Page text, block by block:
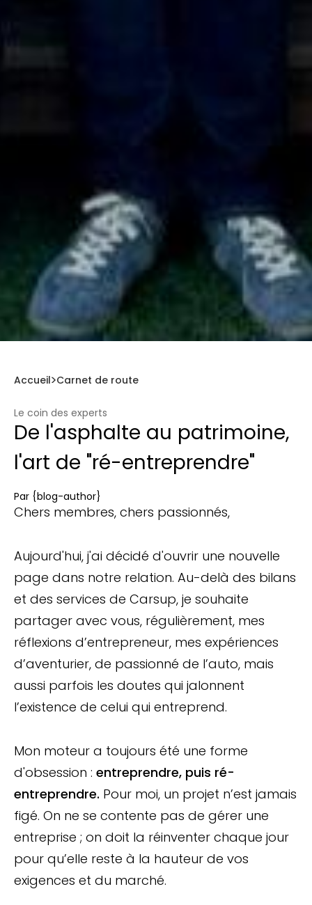
Accueil Carnet de route
Le coin des experts
De l'asphalte au patrimoine,
l'art de "ré-entreprendre"
Par {blog-author}
Chers membres, chers passionnés,
Aujourd'hui, j'ai décidé d'ouvrir une nouvelle
page dans notre relation. Au-delà des bilans
et des services de Carsup, je souhaite
partager avec vous, régulièrement, mes
réflexions d’entrepreneur, mes expériences
d’aventurier, de passionné de l’auto, mais
aussi parfois les doutes qui jalonnent
l’existence de celui qui entreprend.
Mon moteur a toujours été une forme
d'obsession : entreprendre, puis ré-
entreprendre. Pour moi, un projet n’est jamais
figé. On ne se contente pas de gérer une
entreprise ; on doit la réinventer chaque jour
pour qu’elle reste à la hauteur de vos
exigences et du marché.